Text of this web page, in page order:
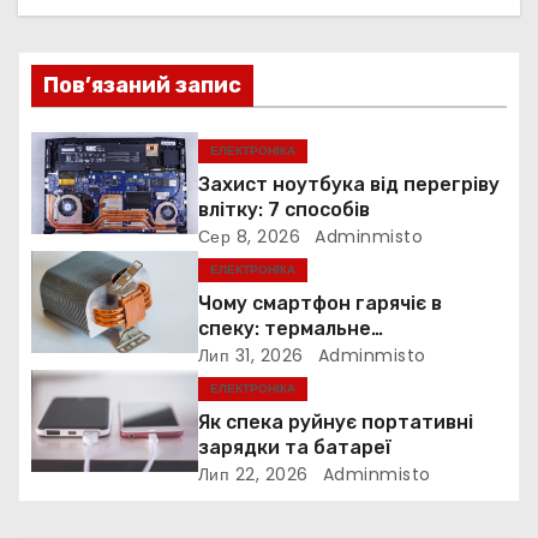
ц
і
я
з
а
п
и
с
і
Пов’язаний запис
ЕЛЕКТРОНІКА
Захист ноутбука від перегріву
влітку: 7 способів
Сер 8, 2026 Adminmisto
ЕЛЕКТРОНІКА
Чому смартфон гарячіє в
спеку: термальне
дросселювання
Лип 31, 2026 Adminmisto
ЕЛЕКТРОНІКА
Як спека руйнує портативні
зарядки та батареї
Лип 22, 2026 Adminmisto